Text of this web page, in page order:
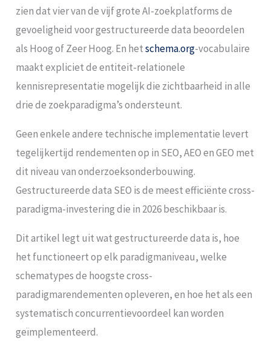
zien dat vier van de vijf grote AI-zoekplatforms de
gevoeligheid voor gestructureerde data beoordelen
als Hoog of Zeer Hoog. En hetschema.org-vocabulaire
maakt expliciet de entiteit-relationele
kennisrepresentatie mogelijk die zichtbaarheid in alle
drie de zoekparadigma’s ondersteunt.
Geen enkele andere technische implementatie levert
tegelijkertijd rendementen op in SEO, AEO en GEO met
dit niveau van onderzoeksonderbouwing.
Gestructureerde data SEO is de meest efficiënte cross-
paradigma-investering die in 2026 beschikbaar is.
Dit artikel legt uit wat gestructureerde data is, hoe
het functioneert op elk paradigmaniveau, welke
schematypes de hoogste cross-
paradigmarendementen opleveren, en hoe het als een
systematisch concurrentievoordeel kan worden
geïmplementeerd.